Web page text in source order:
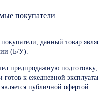
покупатели
данный товар
(Б/У).
предпродажную
готов к ежедневной
публичной офертой.